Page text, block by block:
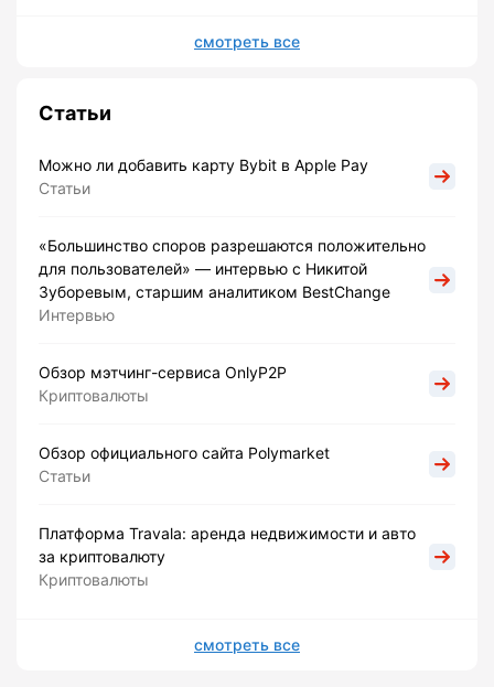
смотреть все
Статьи
Можно ли добавить карту Bybit в Apple Pay
Статьи
«Большинство споров разрешаются положительно
для пользователей» — интервью с Никитой
Зуборевым, старшим аналитиком BestChange
Интервью
Обзор мэтчинг-сервиса OnlyP2P
Криптовалюты
Обзор официального сайта Polymarket
Статьи
Платформа Travala: аренда недвижимости и авто
за криптовалюту
Криптовалюты
смотреть все